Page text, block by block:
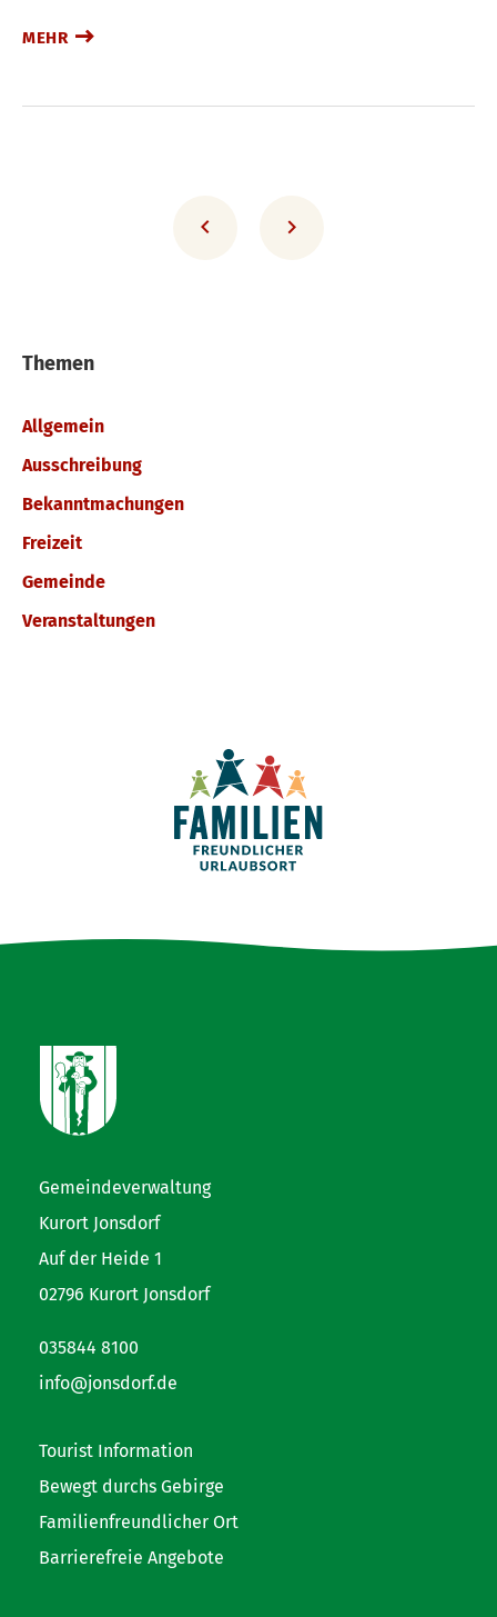
MEHR
Themen
Allgemein
Ausschreibung
Bekanntmachungen
Freizeit
Gemeinde
Veranstaltungen
Gemeindeverwaltung
Kurort Jonsdorf
Auf der Heide 1
02796 Kurort Jonsdorf
035844 8100
info@jonsdorf.de
Tourist Information
Bewegt durchs Gebirge
Familienfreundlicher Ort
Barrierefreie Angebote